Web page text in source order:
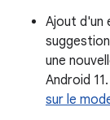
Ajout d'un
une
Android
sur le